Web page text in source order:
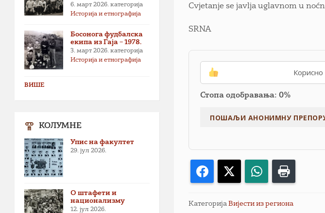
Cvjetanje se javlja uglavnom u
SRNA
Корисно
Стопа одобравања: 0%
Facebook WhatsApp
КатегоријаВијести из региона
6. март 2026. категорија
Историја и етнографија
Босонога фудбалска
екипа из Гаја – 1978.
3. март 2026. категорија
Историја и етнографија
ВИШЕ
КОЛУМНЕ
Упис на факултет
29. јул 2026.
О штафети и
национализму
12. јул 2026.